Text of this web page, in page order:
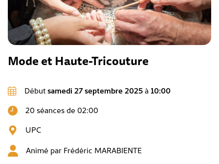
Mode et Haute-Tricouture
Débutsamedi 27 septembre 2025à 10:00
20 séances de 02:00
UPC
Animé par Frédéric MARABIENTE